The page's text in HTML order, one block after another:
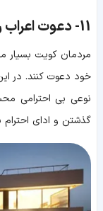
11- دعوت اعراب
مردمان کویت بسیار
خود دعوت کنند. در
نوعی بی احترامی
گذشتن و ادای